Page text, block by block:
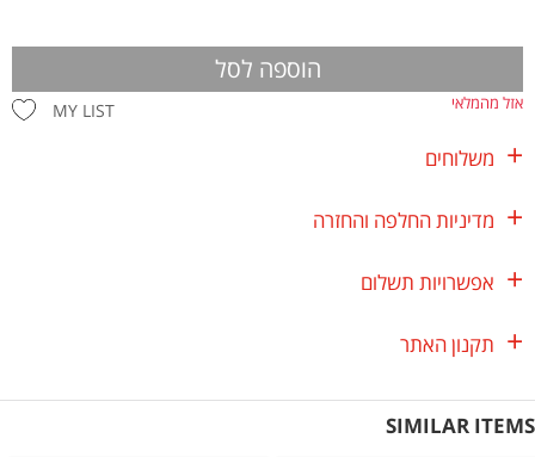
הוספה לסל
MY LIST אזל מהמלאי
משלוחים
מדיניות החלפה והחזרה
אפשרויות תשלום
תקנון האתר
SIMILAR ITEMS